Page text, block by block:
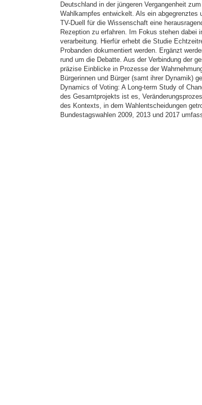
Deutschland in der jüngeren Vergangenheit
Wahlkampfes entwickelt. Als ein
TV-Duell für die Wissenschaft eine
Rezeption zu erfahren. Im Fokus stehen dabei
verarbeitung. Hierfür erhebt die Studie
Probanden dokumentiert werden. Ergänzt
rund um die Debatte. Aus der Verbindung der
präzise Einblicke in Prozesse der
Bürgerinnen und Bürger (samt ihrer Dynamik)
Dynamics of Voting: A Long-term Study of
des Gesamtprojekts ist es,
des Kontexts, in dem Wahlentscheidungen
Bundestagswahlen 2009, 2013 und 2017